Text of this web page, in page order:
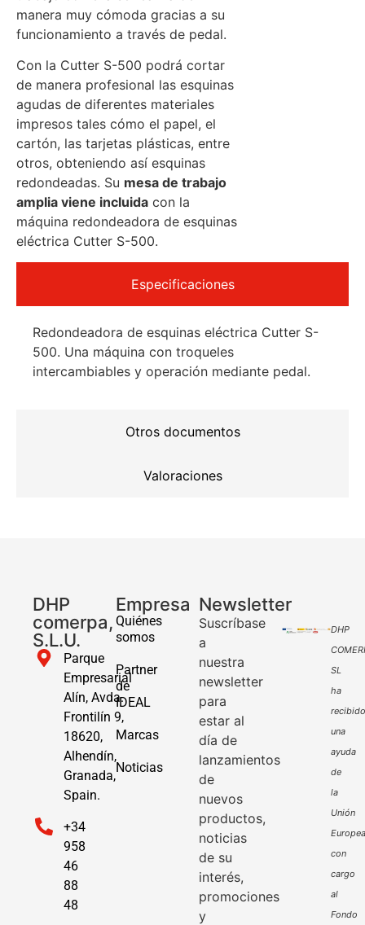
manera muy cómoda gracias a su
funcionamiento a través de pedal.
Con la Cutter S-500 podrá cortar
de manera profesional las esquinas
agudas de diferentes materiales
impresos tales cómo el papel, el
cartón, las tarjetas plásticas, entre
otros, obteniendo así esquinas
redondeadas. Su mesa de trabajo
amplia viene incluida con la
máquina redondeadora de esquinas
eléctrica Cutter S-500.
Especificaciones
Otros documentos
Valoraciones
Redondeadora de esquinas eléctrica Cutter S-
500. Una máquina con troqueles
intercambiables y operación mediante pedal.
DHP
comerpa,
S.L.U.
Parque
Empresarial
Alín, Avda.
Frontilín 9,
18620,
Alhendín,
Granada,
Spain.
+34
958
46
88
48
Empresa
Quiénes
somos
Partner
de
IDEAL
Marcas
Noticias
Newsletter
Suscríbase
a
nuestra
newsletter
para
estar al
día de
lanzamientos
de
nuevos
productos,
noticias
de su
interés,
promociones
y
DHP
SL
ha
recibido
una
ayuda
de
la
Unión
Europea
con
cargo
al
Fondo